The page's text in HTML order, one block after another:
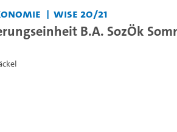
WiSe 20/21
B.A. SozÖk